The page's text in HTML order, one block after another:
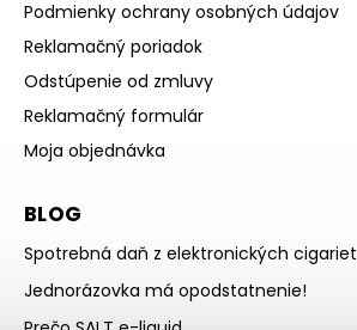
Podmienky ochrany osobných údajov
Reklamačný poriadok
Odstúpenie od zmluvy
Reklamačný formulár
Moja objednávka
BLOG
Spotrebná daň z elektronických cigariet
Jednorázovka má opodstatnenie!